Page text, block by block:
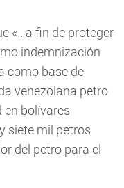
«…a fin de proteger
indemnización
como base de
venezolana petro
en bolívares
siete mil petros
del petro para el